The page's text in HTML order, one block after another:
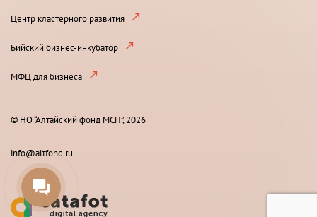
Центр кластерного развития
Бийский бизнес-инкубатор
МФЦ для бизнеса
© НО “Алтайский фонд МСП”, 2026
info@altfond.ru